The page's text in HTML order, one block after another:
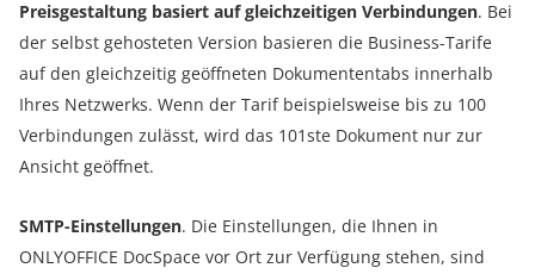
Preisgestaltung basiert auf gleichzeitigen Verbindungen. Bei
der selbst gehosteten Version basieren die Business-Tarife
auf den gleichzeitig geöffneten Dokumententabs innerhalb
Ihres Netzwerks. Wenn der Tarif beispielsweise bis zu 100
Verbindungen zulässt, wird das 101ste Dokument nur zur
Ansicht geöffnet.
SMTP-Einstellungen. Die Einstellungen, die Ihnen in
ONLYOFFICE DocSpace vor Ort zur Verfügung stehen, sind